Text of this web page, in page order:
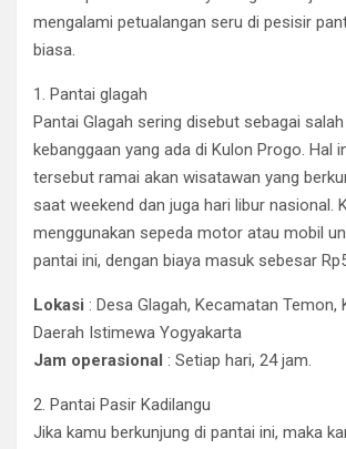
mengalami petualangan seru di pesisir
biasa.
1. Pantai glagah
Pantai Glagah sering disebut sebagai
kebanggaan yang ada di Kulon Progo. Hal
tersebut ramai akan wisatawan yang
saat weekend dan juga hari libur nasional.
menggunakan sepeda motor atau mobil
pantai ini, dengan biaya masuk sebesar
Lokasi : Desa Glagah, Kecamatan Temon,
Daerah Istimewa Yogyakarta
Jam operasional : Setiap hari, 24 jam.
2. Pantai Pasir Kadilangu
Jika kamu berkunjung di pantai ini, maka